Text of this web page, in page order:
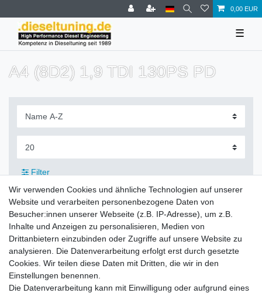
0,00 EUR
☰
A4 (8D2) 1,9 TDI 130PS PD
Filter
Zahlung und Versand
Daten­schutz­erklärung
Wir verwenden Cookies und ähnliche Technologien auf unserer
Website und verarbeiten personenbezogene Daten von
Besucher:innen unserer Webseite (z.B. IP-Adresse), um z.B.
Inhalte und Anzeigen zu personalisieren, Medien von
Drittanbietern einzubinden oder Zugriffe auf unsere Website zu
analysieren. Die Datenverarbeitung erfolgt erst durch gesetzte
Cookies. Wir teilen diese Daten mit Dritten, die wir in den
Einstellungen benennen.
Die Datenverarbeitung kann mit Einwilligung oder aufgrund eines